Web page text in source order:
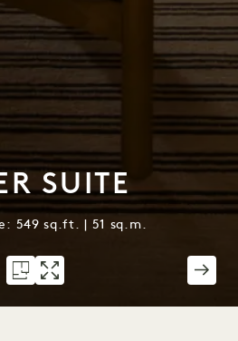
SUITE
549 sq.ft. | 51 sq.m.